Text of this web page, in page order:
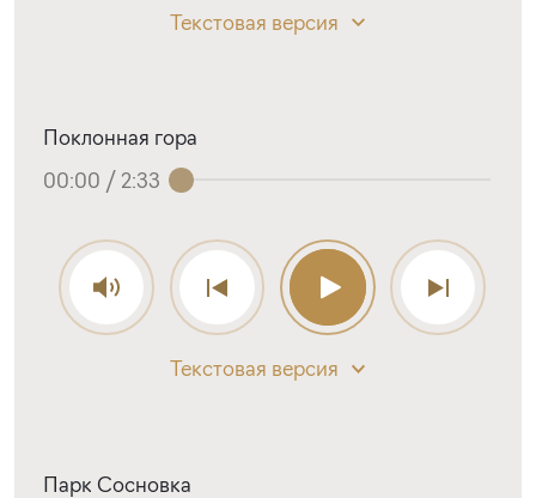
Текстовая версия
Поклонная гора
00:00 / 2:33
Текстовая версия
Парк Сосновка